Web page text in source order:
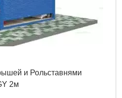
и Рольставнями
2м